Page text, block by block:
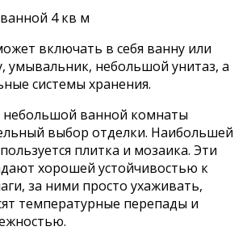
включать в себя ванну или
умывальник, небольшой унитаз, а
системы хранения.
небольшой ванной комнаты
выбор отделки. Наибольшей
плитка и мозаика. Эти
хорошей устойчивостью к
за ними просто ухаживать,
температурные перепады и